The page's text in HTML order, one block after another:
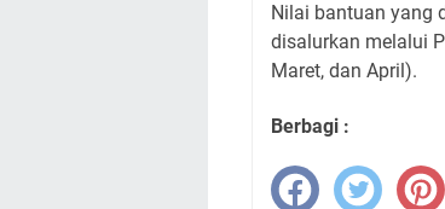
Nilai bantuan yang
disalurkan melalui
Maret, dan April).
Berbagi :